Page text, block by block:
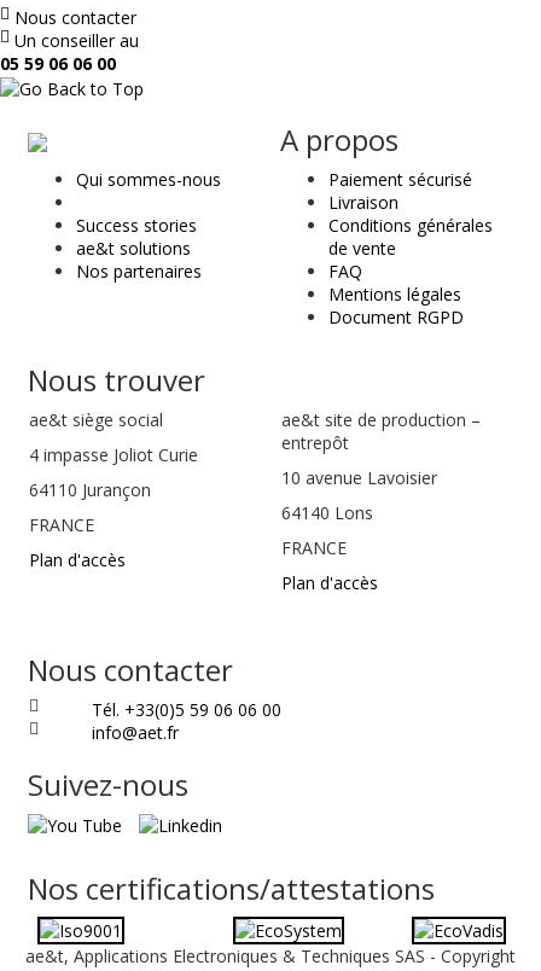
Nous contacter
Un conseiller au
05 59 06 06 00
ae
&
t
Qui sommes-nous
Success stories
ae&t solutions
Nos partenaires
A propos
Paiement sécurisé
Livraison
Conditions générales
de vente
FAQ
Mentions légales
Document RGPD
Nous trouver
ae&t siège social
4 impasse Joliot Curie
64110 Jurançon
FRANCE
Plan d'accès
ae&t site de production –
entrepôt
10 avenue Lavoisier
64140 Lons
FRANCE
Plan d'accès
Nous contacter
Tél. +33(0)5 59 06 06 00
info@aet.fr
Suivez-nous
Nos certifications/attestations
ae&t, Applications Electroniques & Techniques SAS - Copyright